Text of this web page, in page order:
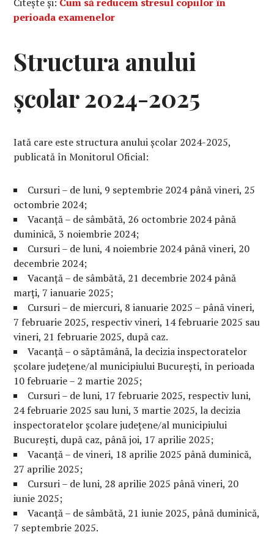
perioada examenelor
Structura anului
școlar 2024-2025
Iată care este structura anului școlar 2024-2025,
publicată în Monitorul Oficial:
Cursuri – de luni, 9 septembrie 2024 până vineri, 25
octombrie 2024;
Vacanță – de sâmbătă, 26 octombrie 2024 până
duminică, 3 noiembrie 2024;
Cursuri – de luni, 4 noiembrie 2024 până vineri, 20
decembrie 2024;
Vacanță – de sâmbătă, 21 decembrie 2024 până
marți, 7 ianuarie 2025;
Cursuri – de miercuri, 8 ianuarie 2025 – până vineri,
7 februarie 2025, respectiv vineri, 14 februarie 2025 sau
vineri, 21 februarie 2025, după caz.
Vacanță – o săptămână, la decizia inspectoratelor
școlare județene/al municipiului București, în perioada
10 februarie – 2 martie 2025;
Cursuri – de luni, 17 februarie 2025, respectiv luni,
24 februarie 2025 sau luni, 3 martie 2025, la decizia
inspectoratelor școlare județene/al municipiului
București, după caz, până joi, 17 aprilie 2025;
Vacanță – de vineri, 18 aprilie 2025 până duminică,
27 aprilie 2025;
Cursuri – de luni, 28 aprilie 2025 până vineri, 20
iunie 2025;
Vacanță – de sâmbătă, 21 iunie 2025, până duminică,
7 septembrie 2025.